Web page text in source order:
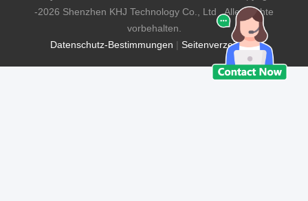
Datenschutz-Bestimmungen | Seitenverzeichnis
-2026 Shenzhen KHJ Technology Co., Ltd . Alle Rechte
vorbehalten.